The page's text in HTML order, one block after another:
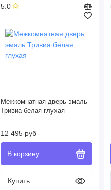
5.0
Межкомнатная дверь эмаль
Тривиа белая глухая
12 495 руб
Купить